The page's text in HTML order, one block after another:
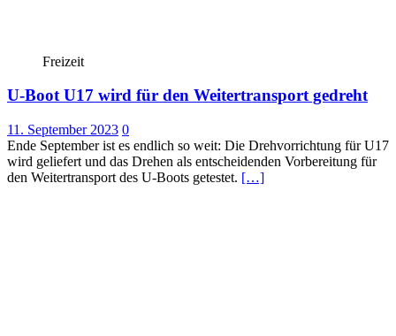
Freizeit
U-Boot U17 wird für den Weitertransport gedreht
11. September 2023 0
Ende September ist es endlich so weit: Die Drehvorrichtung für U17
wird geliefert und das Drehen als entscheidenden Vorbereitung für
den Weitertransport des U-Boots getestet. […]